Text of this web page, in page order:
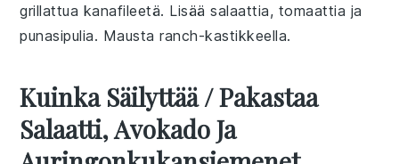
grillattua kanafileetä. Lisääsalaattia, tomaattia ja
punasipulia. Maustaranch-kastikkeella.
Kuinka Säilyttää / Pakastaa
Salaatti, Avokado Ja